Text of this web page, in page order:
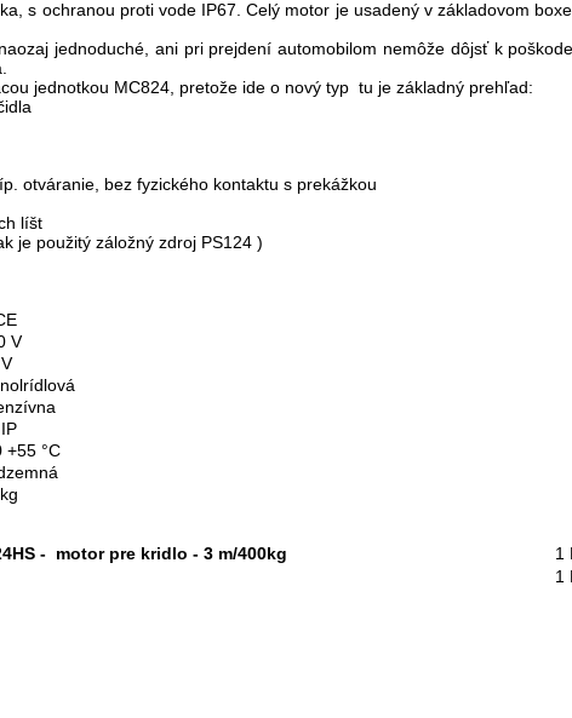
s ochranou proti vode IP67. Celý motor je usadený v základovom
jednoduché, ani pri prejdení automobilom nemôže dôjsť k
jednotkou MC824, pretože ide o nový typ tu je základný prehľad:
otváranie, bez fyzického kontaktu s prekážkou
líšt
je použitý záložný zdroj PS124 )
V
+55 °C
- motor pre kridlo - 3 m/400kg
1
1